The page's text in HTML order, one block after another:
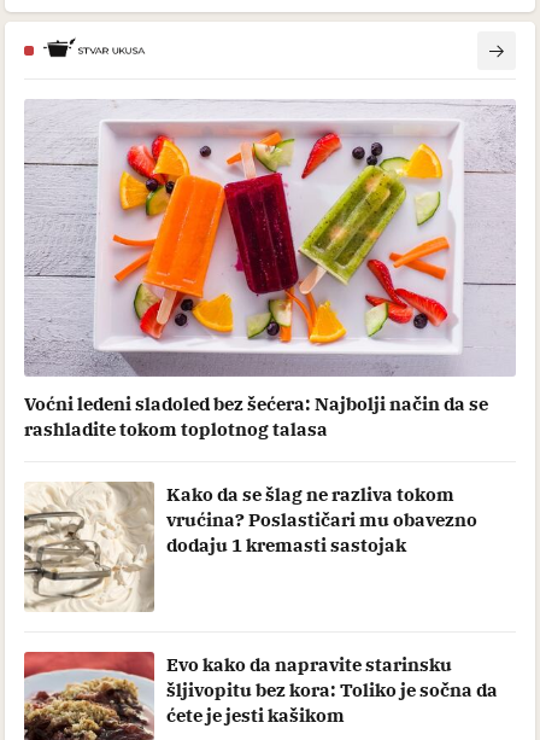
Voćni ledeni sladoled bez šećera: Najbolji način da se
rashladite tokom toplotnog talasa
Kako da se šlag ne razliva tokom
vrućina? Poslastičari mu obavezno
dodaju 1 kremasti sastojak
Evo kako da napravite starinsku
šljivopitu bez kora: Toliko je sočna da
ćete je jesti kašikom